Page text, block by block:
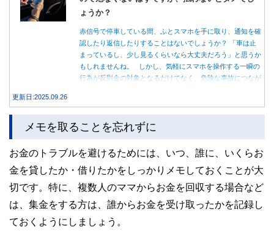
ょうか？
赤信号で停車している間、ふとスマホを手に取り、通知を確
認したり返信したりすることはないでしょうか？ 「車は止
まっているし、少し見るくらいなら大丈夫だろう」と思うか
もしれませんね。 しかし、気軽にスマホを操作する一瞬の
行為が反則金の対象となるだけでなく、危険な事故につなが
更新日:2025.09.26
メモを取ることを忘れずに
お金のトラブルを避けるためには、いつ、誰に、いくらお
金を貸したか・借りたかをしっかりメモしておくことが大
切です。特に、複数人のママからお金を回収する場合など
は、集金をする方は、誰からお金を受け取ったかを記録し
ておくようにしましょう。